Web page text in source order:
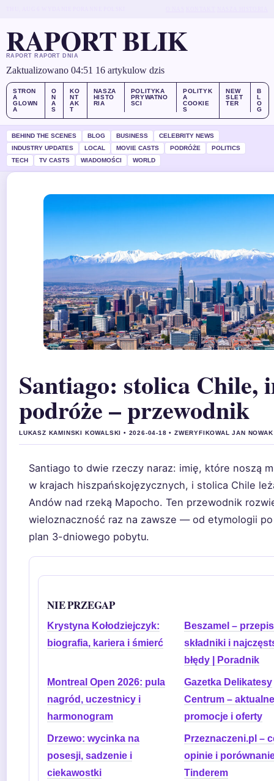
RAPORT BLIK
RAPORT RAPORT DNIA
Zaktualizowano 04:51 16 artykulow dzis
STRON
A
GLOWN
A
O
N
A
S
KO
NT
AK
T
NASZA
HISTO
RIA
POLITYKA
PRYWATNO
SCI
POLITYK
A
COOKIE
S
NEW
SLET
TER
B
L
O
G
BEHIND THE SCENES BLOG BUSINESS
CELEBRITY NEWS
INDUSTRY UPDATES
LOCAL MOVIE CASTS PODRÓŻE
POLITICS
TECH
TV CASTS WIADOMOŚCI WORLD
Santiago: stolica Chile,
podróże – przewodnik
LUKASZ KAMINSKI KOWALSKI • 2026-04-18 • ZWERYFIKOWAL JAN NOWAK
Santiago to dwie rzeczy naraz: imię, które noszą
w krajach hiszpańskojęzycznych, i stolica Chile
Andów nad rzeką Mapocho. Ten przewodnik
wieloznaczność raz na zawsze — od etymologii
plan 3-dniowego pobytu.
NIE PRZEGAP
Krystyna Kołodziejczyk:
biografia, kariera i śmierć
Beszamel –
składniki i
błędy | Poradnik
Montreal Open 2026: pula
nagród, uczestnicy i
harmonogram
Gazetka Delikatesy
Centrum – aktualne
promocje i oferty
Drzewo: wycinka na
posesji, sadzenie i
ciekawostki
Przeznaczeni.pl –
opinie i
Tinderem